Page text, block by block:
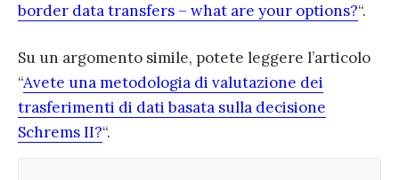
border data transfers – what are your options?“.
Su un argomento simile, potete leggere l’articolo
“Avete una metodologia di valutazione dei
trasferimenti di dati basata sulla decisione
Schrems II?“.